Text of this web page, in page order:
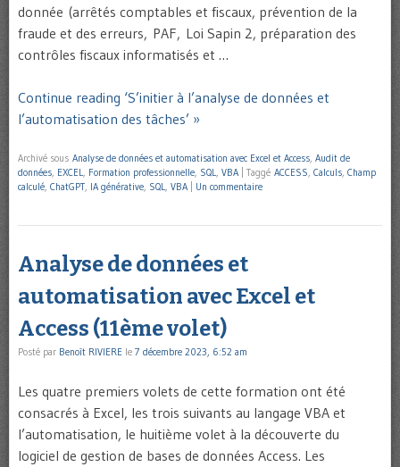
donnée (arrêtés comptables et fiscaux, prévention de la
fraude et des erreurs, PAF, Loi Sapin 2, préparation des
contrôles fiscaux informatisés et …
Continue reading ‘S’initier à l’analyse de données et
l’automatisation des tâches’ »
Archivé sous Analyse de données et automatisation avec Excel et Access Audit de
données EXCEL Formation professionnelle SQL VBA Taggé ACCESS Calculs Champ
calculé ChatGPT IA générative SQL VBA Un commentaire
Analyse de données et
automatisation avec Excel et
Access (11ème volet)
Posté par Benoît RIVIERE le 7 décembre 2023, 6:52 am
Les quatre premiers volets de cette formation ont été
consacrés à Excel, les trois suivants au langage VBA et
l’automatisation, le huitième volet à la découverte du
logiciel de gestion de bases de données Access. Les